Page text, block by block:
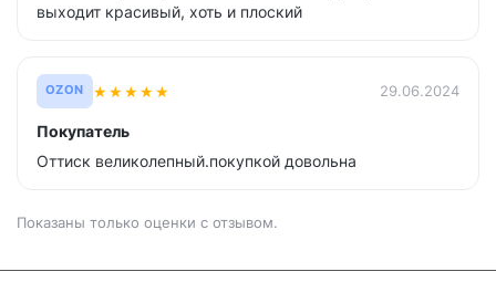
выходит красивый, хоть и плоский
OZON ★★★★★ 29.06.2024
Покупатель
Оттиск великолепный.покупкой довольна
Показаны только оценки с отзывом.